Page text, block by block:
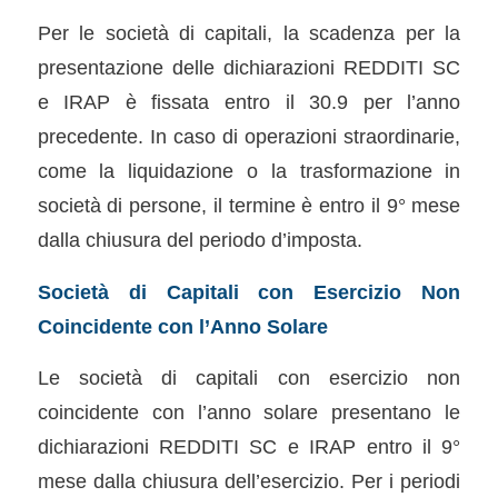
Per le società di capitali, la scadenza per la
presentazione delle dichiarazioni REDDITI SC
e IRAP è fissata entro il 30.9 per l’anno
precedente. In caso di operazioni straordinarie,
come la liquidazione o la trasformazione in
società di persone, il termine è entro il 9° mese
dalla chiusura del periodo d’imposta.
Società di Capitali con Esercizio Non
Coincidente con l’Anno Solare
Le società di capitali con esercizio non
coincidente con l’anno solare presentano le
dichiarazioni REDDITI SC e IRAP entro il 9°
mese dalla chiusura dell’esercizio. Per i periodi